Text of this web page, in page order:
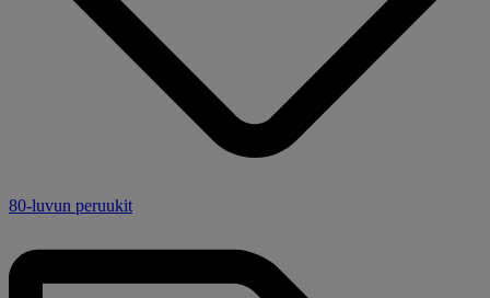
80-luvun peruukit